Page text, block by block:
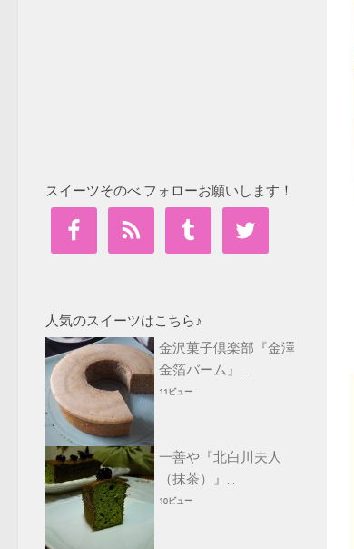
スイーツそのべ フォローお願いします！
人気のスイーツはこちら♪
金沢菓子倶楽部『金澤
金箔バーム』...
11ビュー
一善や『北白川夫人
（抹茶）』...
10ビュー